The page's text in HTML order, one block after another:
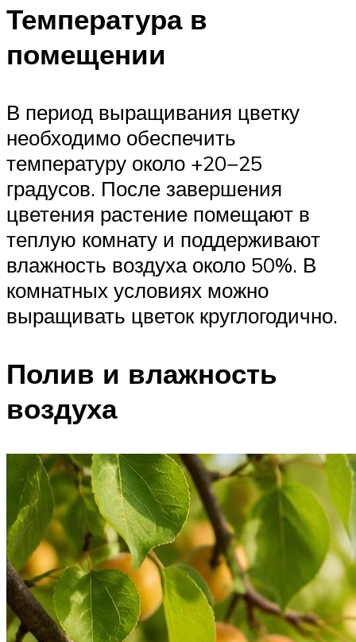
Температура в
помещении
В период выращивания цветку
необходимо обеспечить
температуру около +20−25
градусов. После завершения
цветения растение помещают в
теплую комнату и поддерживают
влажность воздуха около 50%. В
комнатных условиях можно
выращивать цветок круглогодично.
Полив и влажность
воздуха